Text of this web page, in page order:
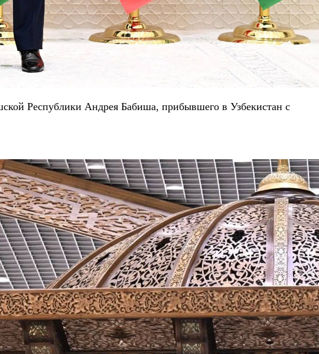
Республики Андрея Бабиша, прибывшего в Узбекистан с